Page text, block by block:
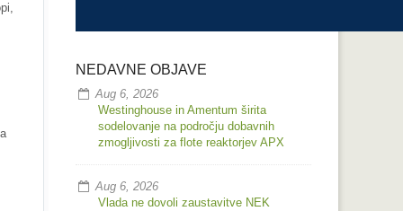
NEDAVNE OBJAVE
Aug 6, 2026
Westinghouse in Amentum širita
sodelovanje na področju dobavnih
zmogljivosti za flote reaktorjev APX
Aug 6, 2026
Vlada ne dovoli zaustavitve NEK